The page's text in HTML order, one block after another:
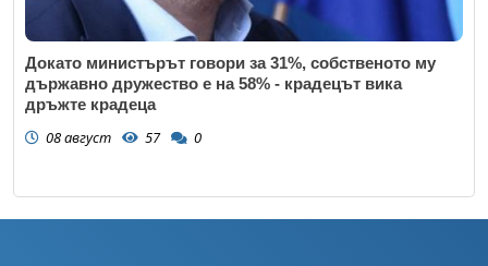
Докато министърът говори за 31%, собственото му
държавно дружество е на 58% - крадецът вика
дръжте крадеца
08 август 57 0